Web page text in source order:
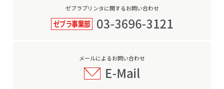
ゼブラプリンタに関するお問い合わせ
メールによるお問い合わせ